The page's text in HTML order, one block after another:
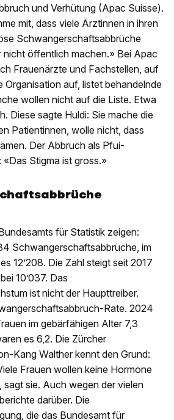
und Verhütung (Apac Suisse).
mit, dass viele Ärztinnen in ihren
Schwangerschaftsabbrüche
nicht öffentlich machen.» Bei Apac
Frauenärzte und Fachstellen, auf
Organisation auf, listet behandelnde
wollen nicht auf die Liste. Etwa
Diese sagte Huldi: Sie mache die
Patientinnen, wolle nicht, dass
Der Abbruch als Pfui-
Stigma ist gross.»
für Statistik zeigen:
Schwangerschaftsabbrüche, im
12’208. Die Zahl steigt seit 2017
10’037. Das
ist nicht der Haupttreiber.
Rate. 2024
im gebärfähigen Alter 7,3
es 6,2. Die Zürcher
Kang Walther kennt den Grund:
Frauen wollen keine Hormone
sagt sie. Auch wegen der vielen
darüber. Die
die das Bundesamt für